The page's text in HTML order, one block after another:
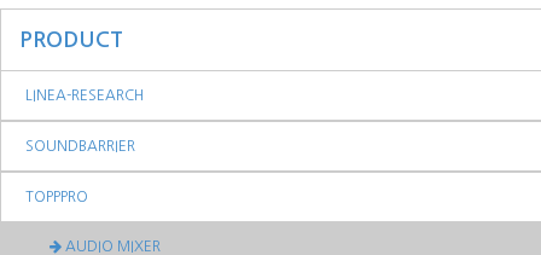
PRODUCT
LINEA-RESEARCH
SOUNDBARRIER
TOPPPRO
AUDIO MIXER